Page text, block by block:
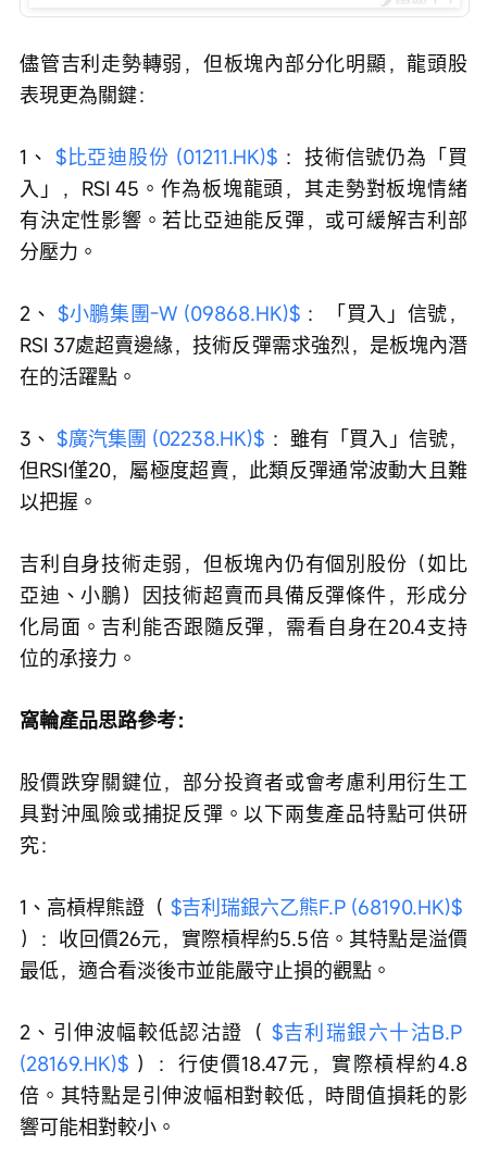
儘管吉利走勢轉弱，但板塊內部分化明顯，龍頭股
表現更為關鍵：
1、 $比亞迪股份 (01211.HK)$ ：技術信號仍為「買
入」，RSI 45。作為板塊龍頭，其走勢對板塊情緒
有決定性影響。若比亞迪能反彈，或可緩解吉利部
分壓力。
2、 $小鵬集團-W (09868.HK)$ ：「買入」信號，
RSI 37處超賣邊緣，技術反彈需求強烈，是板塊內潛
在的活躍點。
3、 $廣汽集團 (02238.HK)$ ：雖有「買入」信號，
但RSI僅20，屬極度超賣，此類反彈通常波動大且難
以把握。
吉利自身技術走弱，但板塊內仍有個別股份（如比
亞迪、小鵬）因技術超賣而具備反彈條件，形成分
化局面。吉利能否跟隨反彈，需看自身在20.4支持
位的承接力。
窩輪產品思路參考：
股價跌穿關鍵位，部分投資者或會考慮利用衍生工
具對沖風險或捕捉反彈。以下兩隻產品特點可供研
究：
1、高槓桿熊證（ $吉利瑞銀六乙熊F.P (68190.HK)$
）：收回價26元，實際槓桿約5.5倍。其特點是溢價
最低，適合看淡後市並能嚴守止損的觀點。
2、引伸波幅較低認沽證（ $吉利瑞銀六十沽B.P
(28169.HK)$ ）：行使價18.47元，實際槓桿約4.8
倍。其特點是引伸波幅相對較低，時間值損耗的影
響可能相對較小。